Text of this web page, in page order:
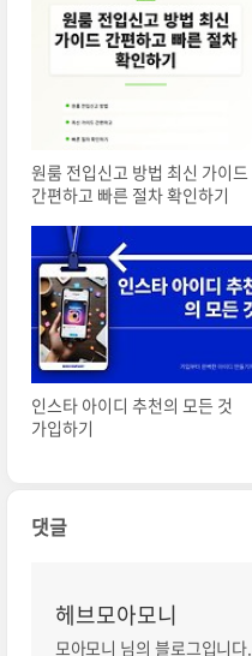
원룸 전입신고 방법 최신 가이드
간편하고 빠른 절차 확인하기
인스타 아이디 추천의 모든 것
가입하기
댓글
헤브모아모니
모아모니 님의 블로그입니다.